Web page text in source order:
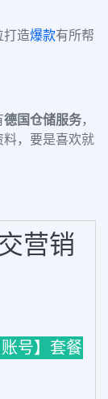
打造爆款有所帮
德国仓储服务，
，要是喜欢就
营销
号】套餐